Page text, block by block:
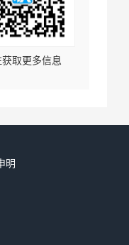
获取更多信息
明